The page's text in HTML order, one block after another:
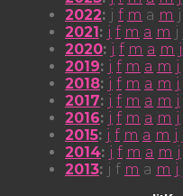
2022: j f m a m j
2021 : j f m a m j
2020: j f m a m j
2019: j f m a m j
2018: j f m a m j
2017: j f m a m j
2016: j f m a m j
2015: j f m a m j
2014: j f m a m j
2013: j f m a m j